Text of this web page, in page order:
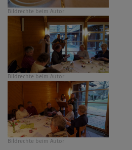
Bildrechte beim Autor
Bildrechte beim Autor
Bildrechte beim Autor